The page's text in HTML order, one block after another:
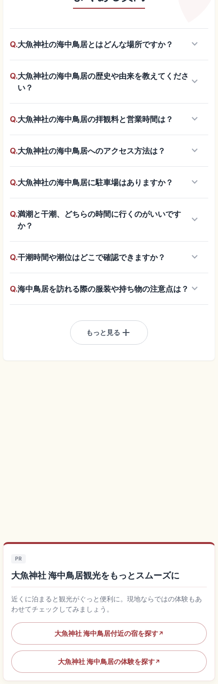
Q.大魚神社の海中鳥居とはどんな場所ですか？ keyboard_arrow_down
Q.大魚神社の海中鳥居の歴史や由来を教えてくださ
い？
keyboard_arrow_down
Q.大魚神社の海中鳥居の拝観料と営業時間は？ keyboard_arrow_down
Q.大魚神社の海中鳥居へのアクセス方法は？ keyboard_arrow_down
Q.大魚神社の海中鳥居に駐車場はありますか？ keyboard_arrow_down
Q.満潮と干潮、どちらの時間に行くのがいいです
か？
keyboard_arrow_down
Q.干潮時間や潮位はどこで確認できますか？ keyboard_arrow_down
Q.海中鳥居を訪れる際の服装や持ち物の注意点は？ keyboard_arrow_down
もっと見る add
PR
大魚神社 海中鳥居観光をもっとスムーズに
近くに泊まると観光がぐっと便利に。現地ならではの体験もあ
わせてチェックしてみましょう。
大魚神社 海中鳥居付近の宿を探す↗
大魚神社 海中鳥居の体験を探す↗